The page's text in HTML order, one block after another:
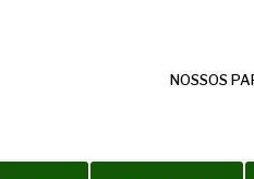
NOSSOS